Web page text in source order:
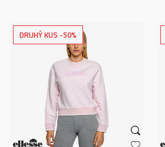
DRUHÝ KUS -50%